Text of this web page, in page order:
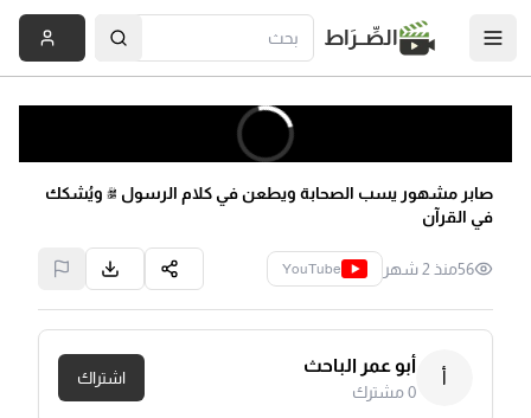
الصِّــرَاط
صابر مشهور يسب الصحابة ويطعن في كلام الرسول ﷺ ويُشكك
في القرآن
56منذ 2 شهر YouTube
أ
أبو عمر الباحث
0مشترك
اشتراك